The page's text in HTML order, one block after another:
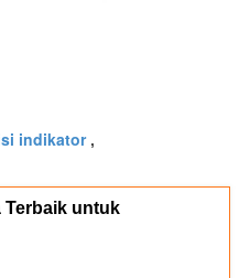
indikator,
Terbaik untuk